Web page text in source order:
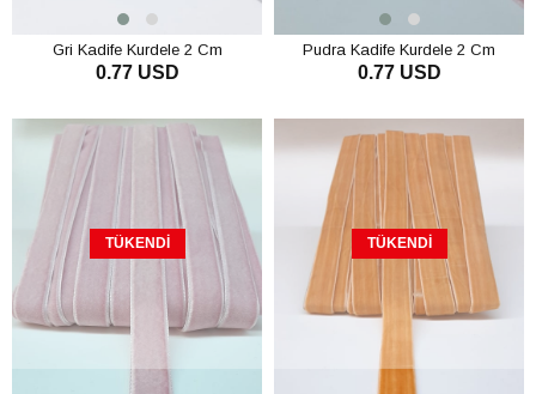
Gri Kadife Kurdele 2 Cm
0.77 USD
Pudra Kadife Kurdele 2 Cm
0.77 USD
TÜKENDI TÜKENDI